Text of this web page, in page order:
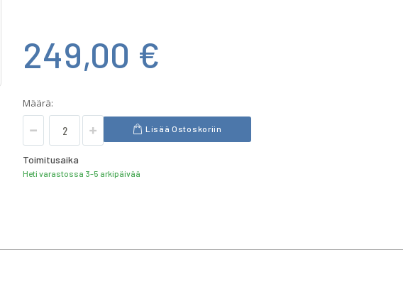
249,00 €
Määrä:
Lisää Ostoskoriin
Toimitusaika
Heti varastossa 3-5 arkipäivää